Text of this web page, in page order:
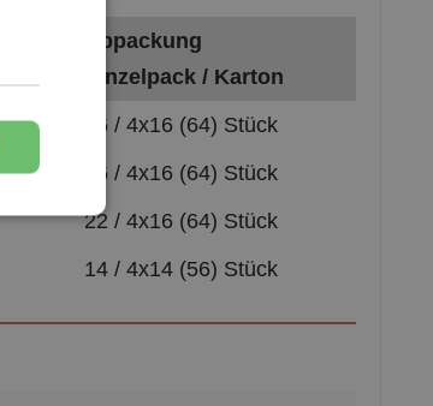
Abpackung
Einzelpack / Karton
16 / 4x16 (64) Stück
16 / 4x16 (64) Stück
22 / 4x16 (64) Stück
14 / 4x14 (56) Stück